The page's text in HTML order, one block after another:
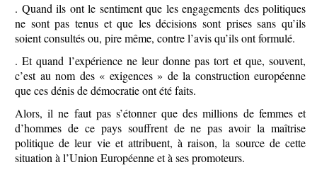
. Quand ils ont le sentiment que les engagements des politiques
ne sont pas tenus et que les décisions sont prises sans qu’ils
soient consultés ou, pire même, contre l’avis qu’ils ont formulé.
. Et quand l’expérience ne leur donne pas tort et que, souvent,
c’est au nom des « exigences » de la construction européenne
que ces dénis de démocratie ont été faits.
Alors, il ne faut pas s’étonner que des millions de femmes et
d’hommes de ce pays souffrent de ne pas avoir la maîtrise
politique de leur vie et attribuent, à raison, la source de cette
situation à l’Union Européenne et à ses promoteurs.